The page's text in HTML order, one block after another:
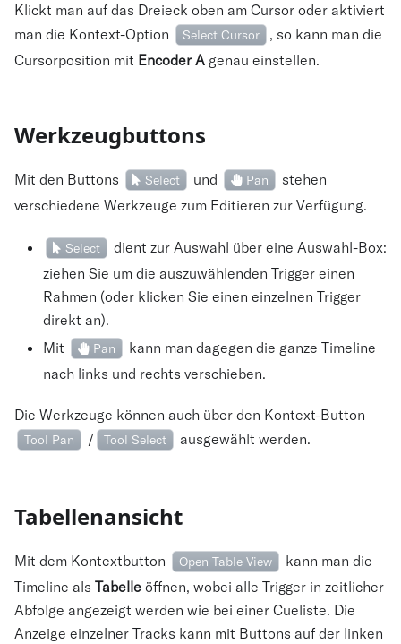
Klickt man auf das Dreieck oben am Cursor oder aktiviert
man die Kontext-Option
Select Cursor
, so kann man die
Cursorposition mit Encoder A genau einstellen.
Werkzeugbuttons
Mit den Buttons Select und Pan
stehen
verschiedene Werkzeuge zum Editieren zur Verfügung.
Select
dient zur Auswahl über eine Auswahl-Box:
ziehen Sie um die auszuwählenden Trigger einen
Rahmen (oder klicken Sie einen einzelnen Trigger
direkt an).
Mit
Pan
kann man dagegen die ganze Timeline
nach links und rechts verschieben.
Die Werkzeuge können auch über den Kontext-Button
Tool Pan / Tool Select ausgewählt werden.
Tabellenansicht
Mit dem Kontextbutton Open Table View
kann man die
Timeline als Tabelle öffnen, wobei alle Trigger in zeitlicher
Abfolge angezeigt werden wie bei einer Cueliste. Die
Anzeige einzelner Tracks kann mit Buttons auf der linken